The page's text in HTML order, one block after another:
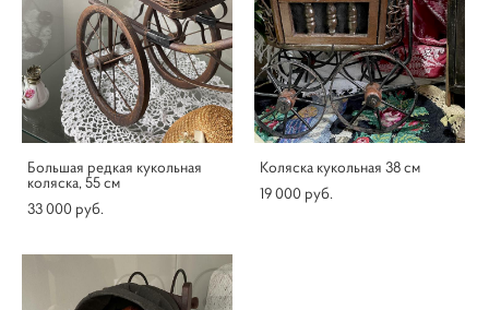
Большая редкая кукольная
коляска, 55 см
33 000 pуб.
Коляска кукольная 38 см
19 000 pуб.